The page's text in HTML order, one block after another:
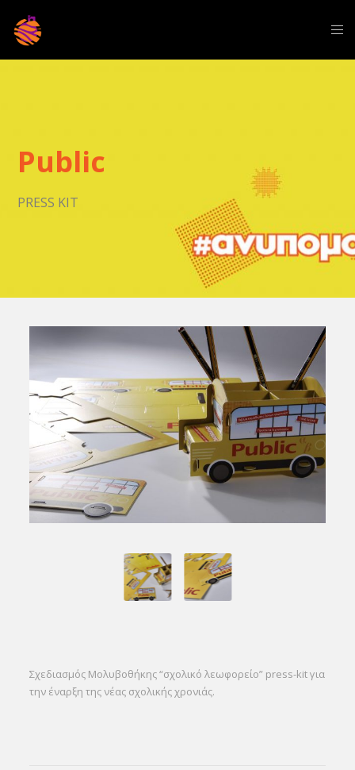
Public
PRESS KIT
Σχεδιασμός Μολυβοθήκης “σχολικό λεωφορείο” press-kit για
την έναρξη της νέας σχολικής χρονιάς.